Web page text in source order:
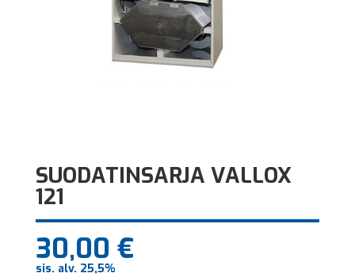
SUODATINSARJA VALLOX
121
30,00 €
sis. alv. 25,5%